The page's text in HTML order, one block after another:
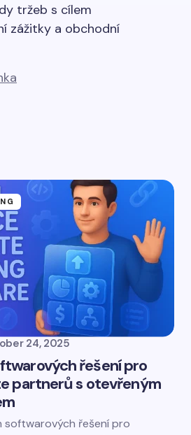
tržeb s cílem
zážitky a obchodní
24, 2025
řešení pro
partnerů s otevřeným
softwarových řešení pro